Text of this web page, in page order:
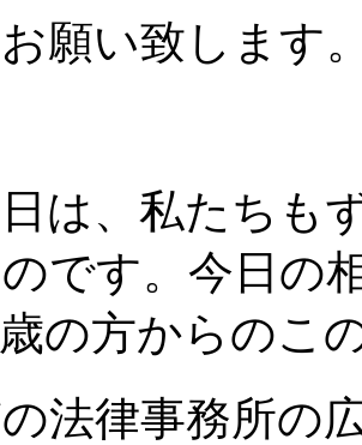
願い致します
は、私たちも
です。今日の
の方からのこ
法律事務所の